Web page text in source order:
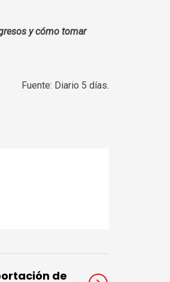
y cómo tomar
Fuente: Diario 5 días.
de